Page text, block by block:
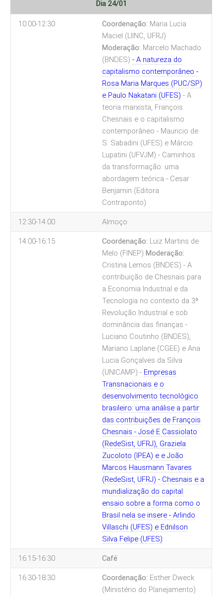
Dia 24/01
10:00-12:30 Coordenação: Maria Lucia
Maciel (LIINC, UFRJ)
Moderação: Marcelo Machado
(BNDES) - A natureza do
capitalismo contemporâneo -
Rosa Maria Marques (PUC/SP)
e Paulo Nakatani (UFES) - A
teoria marxista, François
Chesnais e o capitalismo
contemporâneo - Mauricio de
S. Sabadini (UFES) e Márcio
Lupatini (UFVJM) - Caminhos
da transformação: uma
abordagem teórica - Cesar
Benjamin (Editora
Contraponto)
12:30-14:00 Almoço
14:00-16:15 Coordenação: Luiz Martins de
Melo (FINEP) Moderação:
Cristina Lemos (BNDES) - A
contribuição de Chesnais para
a Economia Industrial e da
Tecnologia no contexto da 3ª
Revolução Industrial e sob
dominância das finanças -
Luciano Coutinho (BNDES),
Mariano Laplane (CGEE) e Ana
Lucia Gonçalves da Silva
(UNICAMP) - Empresas
Transnacionais e o
desenvolvimento tecnológico
brasileiro: uma análise a partir
das contribuições de François
Chesnais - José E Cassiolato
(RedeSist, UFRJ), Graziela
Zucoloto (IPEA) e e João
Marcos Hausmann Tavares
(RedeSist, UFRJ) - Chesnais e a
mundialização do capital:
ensaio sobre a forma como o
Brasil nela se insere - Arlindo
Villaschi (UFES) e Ednilson
Silva Felipe (UFES)
16:15-16:30 Café
16:30-18:30 Coordenação: Esther Dweck
(Ministério do Planejamento)